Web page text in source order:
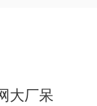
大厂呆